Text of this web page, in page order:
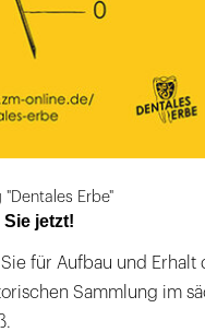
Erbe"
jetzt!
für Aufbau und Erhalt
Sammlung im